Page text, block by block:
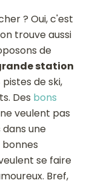
? Oui, c'est
trouve aussi
de
station
de ski,
Des bons
veulent pas
une
bonnes
se faire
Bref,